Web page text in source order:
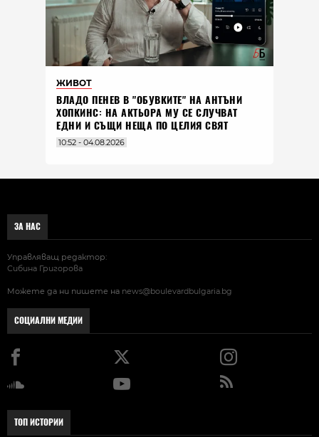
ЖИВОТ
ВЛАДO ПЕНЕВ В "ОБУВКИТЕ" НА АНТЪНИ
ХОПКИНС: НА АКТЬОРА МУ СЕ СЛУЧВАТ
ЕДНИ И СЪЩИ НЕЩА ПО ЦЕЛИЯ СВЯТ
10:52 - 04.08.2026
ЗА НАС
Управляващ редактор:
Сибина Григорова
Можете да ни пишете на news@boulevardbulgaria.bg
СОЦИАЛНИ МЕДИИ
ТОП ИСТОРИИ